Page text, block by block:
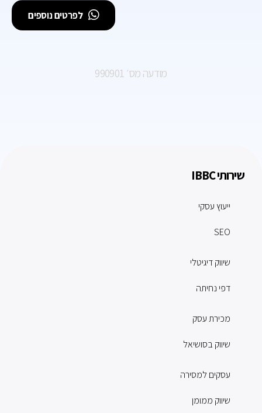
לפרטים נוספים
מודעה מס׳ 990901
שירותי IBBC
ייעוץ עסקי
SEO
שיווק דיגיטלי
דפי נחיתה
מכירת עסק
שיווק בסושיאל
עסקים למסירה
שיווק ממומן